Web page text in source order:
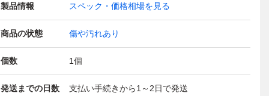
製品情報 スペック・価格相場を見る
商品の状態 傷や汚れあり
個数 1個
発送までの日数 支払い手続きから1～2日で発送